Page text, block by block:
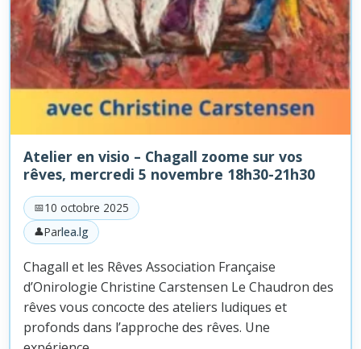
Atelier en visio – Chagall zoome sur vos
rêves, mercredi 5 novembre 18h30-21h30
10 octobre 2025
Parlea.lg
Chagall et les Rêves Association Française
d’Onirologie Christine Carstensen Le Chaudron des
rêves vous concocte des ateliers ludiques et
profonds dans l’approche des rêves. Une